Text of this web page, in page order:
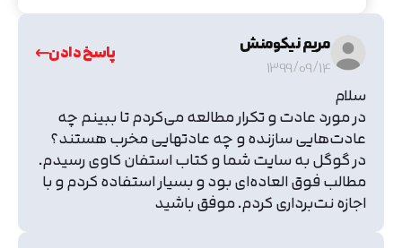
مریم نیکومنش
1399/09/14
پاسخ دادن
سلام
در مورد عادت و تکرار مطالعه می‌کردم تا ببینم چه
عادت‌هایی سازنده و چه عادتهایی مخرب هستند؟
در گوگل به سایت شما و کتاب استفان کاوی رسیدم.
مطالب فوق العاده‌ای بود و بسیار استفاده کردم و با
اجازه نت‌برداری کردم. موفق باشید